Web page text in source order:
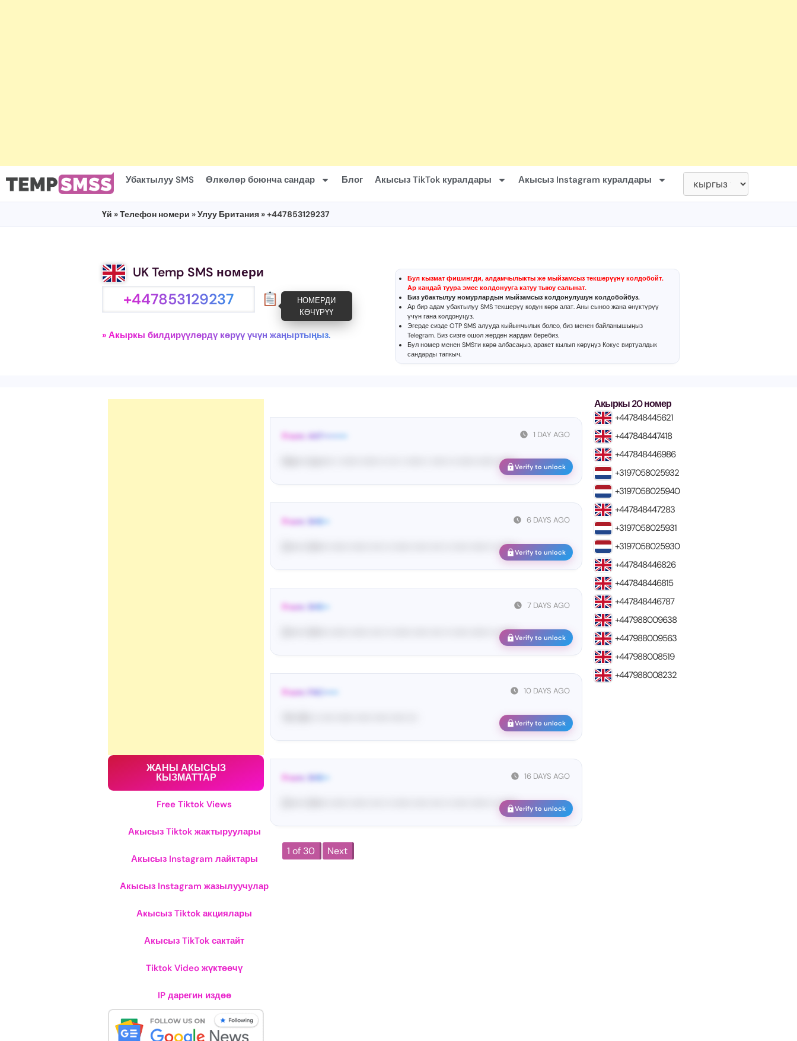
Убактылуу SMS Өлкөлөр боюнча сандар Блог Акысыз TikTok куралдары Акысыз Instagram куралдары
Үй »Телефон номери »Улуу Британия » +447853129237
UK Temp SMS номери
+447853129237
НОМЕРДИ
КӨЧҮРҮҮ
» Акыркы билдирүүлөрдү көрүү үчүн жаңыртыңыз.
Бул кызмат фишингди, алдамчылыкты же мыйзамсыз текшерүүнү колдобойт.
Ар кандай туура эмес колдонууга катуу тыюу салынат.
Биз убактылуу номурлардын мыйзамсыз колдонулушун колдобойбуз.
Ар бир адам убактылуу SMS текшерүү кодун көрө алат. Аны сыноо жана өнүктүрүү
үчүн гана колдонуңуз.
Эгерде сизде OTP SMS алууда кыйынчылык болсо, биз менен байланышыңыз
Telegram. Биз сизге ошол жерден жардам беребиз.
Бул номер менен SMSти көрө албасаңыз, аракет кылып көрүңүз Кокус виртуалдык
сандарды тапкыч.
ЖАНЫ АКЫСЫЗ
КЫЗМАТТАР
Free Tiktok Views
Акысыз Tiktok жактыруулары
Акысыз Instagram лайктары
Акысыз Instagram жазылуучулар
Акысыз Tiktok акциялары
Акысыз TikTok сактайт
Tiktok Video жүктөөчү
IP дарегин издөө
1 DAY AGO
From: 447••••••••
Ma•••• ka••••• • •••••• •••••• •• ••• • •••••• • ••••• •• •••••• •••••• ••••••Verify to unlock
6 DAYS AGO
From: SHE••
[S••••• SH••• •••••• •••••• •••• •• •••••• ••••• •••• •• ••••• •••••• •• ••••••Verify to unlock
7 DAYS AGO
From: SHE••
[S••••• SH••• •••••• •••••• •••• •• •••••• ••••• •••• •• ••••• •••••• •• ••••••Verify to unlock
10 DAYS AGO
From: FAC•••••
Verify to unlock
16 DAYS AGO
From: SHE••
[S••••• SH••• •••••• •••••• •••• •• •••••• ••••• •••• •• ••••• •••••• •• ••••••Verify to unlock
1 of 30 Next
Акыркы 20 номер
+447848445621
+447848447418
+447848446986
+3197058025932
+3197058025940
+447848447283
+3197058025931
+3197058025930
+447848446826
+447848446815
+447848446787
+447988009638
+447988009563
+447988008519
+447988008232